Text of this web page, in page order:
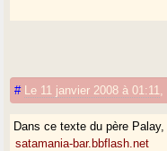
# Le 11 janvier 2008 à 01:11
Dans ce texte du père
satamania-bar.bbflash.net